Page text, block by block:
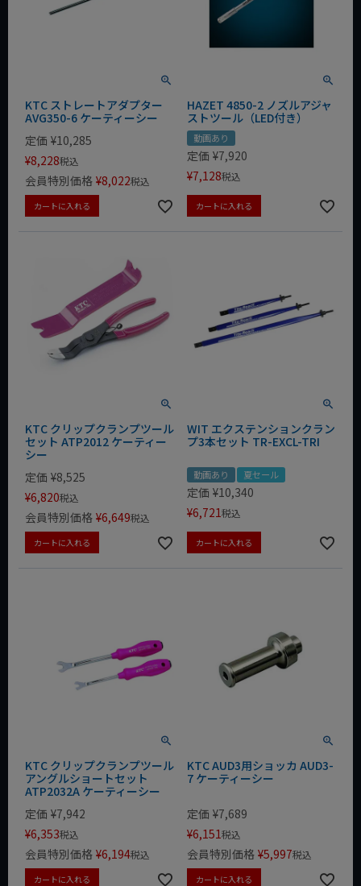
KTC ストレートアダプター
AVG350-6 ケーティーシー
定価 ¥10,285
¥8,228税込
会員特別価格 ¥8,022税込
カートに入れる
HAZET 4850-2 ノズルアジャ
ストツール（LED付き）
動画あり
定価 ¥7,920
¥7,128税込
カートに入れる
KTC クリップクランプツール
セット ATP2012 ケーティー
シー
定価 ¥8,525
¥6,820税込
会員特別価格 ¥6,649税込
カートに入れる
WIT エクステンションクラン
プ3本セット TR-EXCL-TRI
動画あり 夏セール
定価 ¥10,340
¥6,721税込
カートに入れる
KTC クリップクランプツール
アングルショートセット
ATP2032A ケーティーシー
定価 ¥7,942
¥6,353税込
会員特別価格 ¥6,194税込
カートに入れる
KTC AUD3用ショッカ AUD3-
7 ケーティーシー
定価 ¥7,689
¥6,151税込
会員特別価格 ¥5,997税込
カートに入れる